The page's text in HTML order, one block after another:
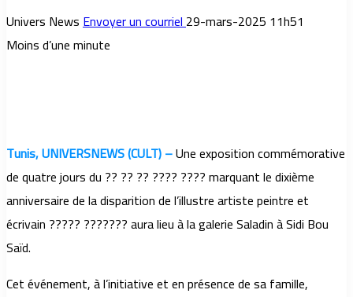
Univers NewsEnvoyer un courriel29-mars-2025 11h51
Moins d’une minute
Tunis, UNIVERSNEWS (CULT) –Une exposition commémorative
de quatre jours du ?? ?? ?? ???? ???? marquant le dixième
anniversaire de la disparition de l’illustre artiste peintre et
écrivain ????? ??????? aura lieu à la galerie Saladin à Sidi Bou
Saïd.
Cet événement, à l’initiative et en présence de sa famille,